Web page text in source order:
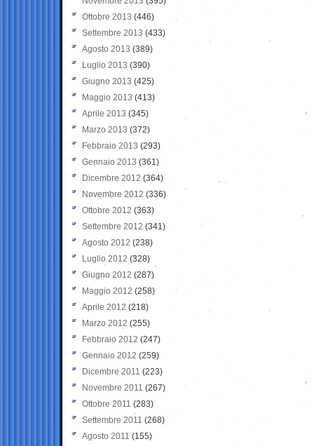
Ottobre 2013 (446)
Settembre 2013 (433)
Agosto 2013 (389)
Luglio 2013 (390)
Giugno 2013 (425)
Maggio 2013 (413)
Aprile 2013 (345)
Marzo 2013 (372)
Febbraio 2013 (293)
Gennaio 2013 (361)
Dicembre 2012 (364)
Novembre 2012 (336)
Ottobre 2012 (363)
Settembre 2012 (341)
Agosto 2012 (238)
Luglio 2012 (328)
Giugno 2012 (287)
Maggio 2012 (258)
Aprile 2012 (218)
Marzo 2012 (255)
Febbraio 2012 (247)
Gennaio 2012 (259)
Dicembre 2011 (223)
Novembre 2011 (267)
Ottobre 2011 (283)
Settembre 2011 (268)
Agosto 2011 (155)